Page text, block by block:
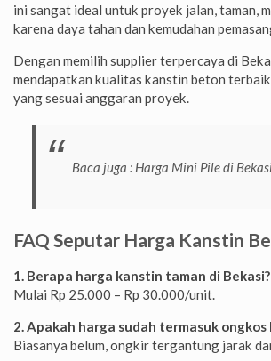
ini sangat ideal untuk proyek jalan, taman,
karena daya tahan dan kemudahan
Dengan memilih supplier terpercaya di
mendapatkan kualitas kanstin beton
yang sesuai anggaran proyek.
Baca juga : Harga Mini Pile di
FAQ Seputar Harga Kanstin
1. Berapa harga kanstin taman di Bekasi?
Mulai Rp 25.000 – Rp 30.000/unit.
2. Apakah harga sudah termasuk ongkos
Biasanya belum, ongkir tergantung jarak